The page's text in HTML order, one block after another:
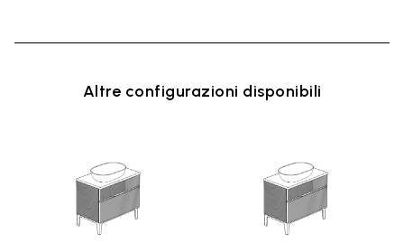
Altre configurazioni disponibili